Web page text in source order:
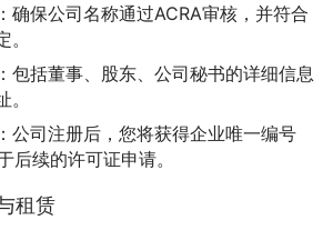
：确保公司名称通过ACRA审核，并符合
：包括董事、股东、公司秘书的详细信息
：公司注册后，您将获得企业唯一编号
后续的许可证申请。
租赁